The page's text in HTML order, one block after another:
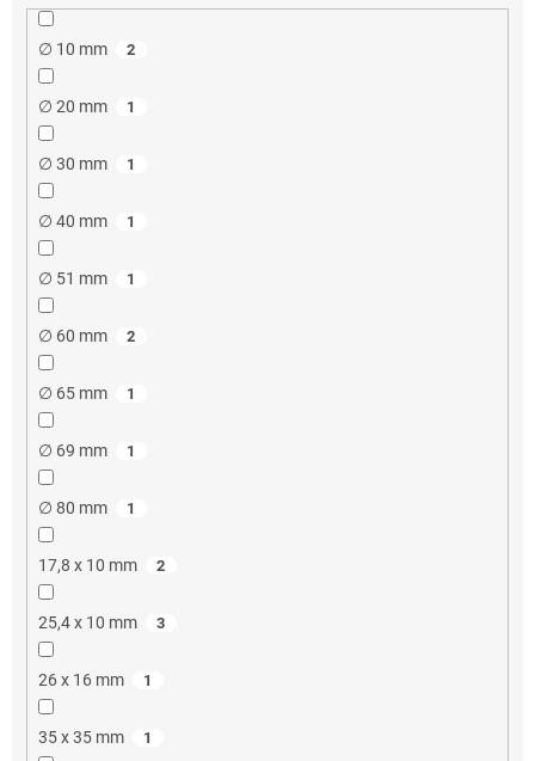
∅ 10 mm 2
∅ 20 mm 1
∅ 30 mm 1
∅ 40 mm 1
∅ 51 mm 1
∅ 60 mm 2
∅ 65 mm 1
∅ 69 mm 1
∅ 80 mm 1
17,8 x 10 mm 2
25,4 x 10 mm 3
26 x 16 mm 1
35 x 35 mm 1